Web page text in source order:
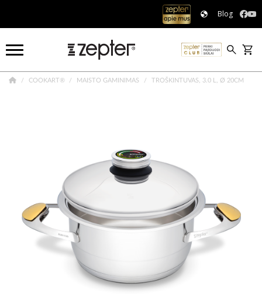
Blog
COOKART® MAISTO GAMINIMAS TROŠKINTUVAS, 3.0 L, Ø 20CM